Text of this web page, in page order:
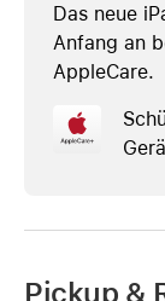
Das neue
Anfang an
AppleCare.
Pickup &